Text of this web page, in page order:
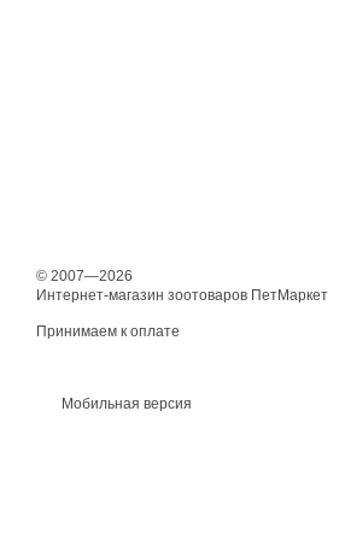
© 2007—2026
Интернет-магазин зоотоваров ПетМаркет
Принимаем к оплате
Мобильная версия